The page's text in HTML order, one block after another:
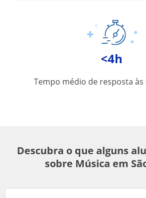
<4h
Tempo médio de resposta às
Descubra o que alguns
sobre Música em